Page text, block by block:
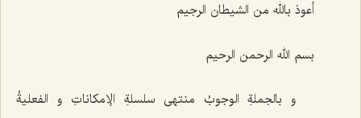
أعوذ بالله من الشیطان الرجیم
بسم الله الرحمن الرحیم
و بالجملةِ الوجوبُ منتهى سلسلةِ الإمکاناتِ و الفعلیةُ